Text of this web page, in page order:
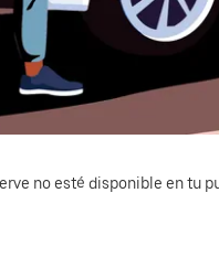
no esté disponible en tu